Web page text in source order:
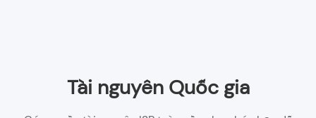
Tài nguyên Quốc gia